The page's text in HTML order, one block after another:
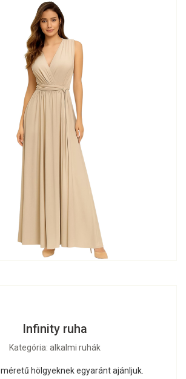
Infinity ruha
Kategória: alkalmi ruhák
méretű hölgyeknek egyaránt ajánljuk.